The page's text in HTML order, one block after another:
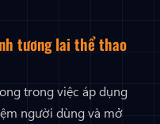
tương lai thể thao
trong việc áp dụng
người dùng và mở